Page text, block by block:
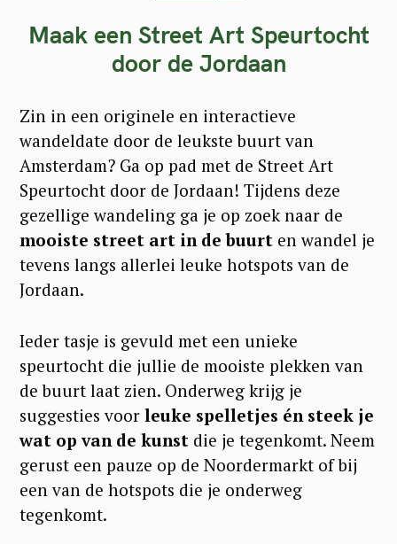
Maak een Street Art Speurtocht
door de Jordaan
Zin in een originele en interactieve
wandeldate door de leukste buurt van
Amsterdam? Ga op pad met de Street Art
Speurtocht door de Jordaan! Tijdens deze
gezellige wandeling ga je op zoek naar de
mooiste street art in de buurt en wandel je
tevens langs allerlei leuke hotspots van de
Jordaan.
Ieder tasje is gevuld met een unieke
speurtocht die jullie de mooiste plekken van
de buurt laat zien. Onderweg krijg je
suggesties voor leuke spelletjes én steek je
wat op van de kunst die je tegenkomt. Neem
gerust een pauze op de Noordermarkt of bij
een van de hotspots die je onderweg
tegenkomt.
r
c
o
r
: